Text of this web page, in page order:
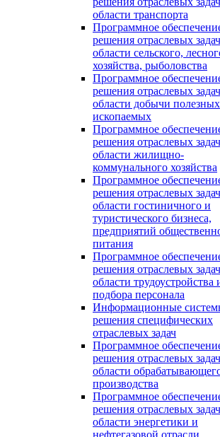
области транспорта
Программное
решения отраслевых
области сельского,
хозяйства, рыболовства
Программное
решения отраслевых
области добычи полезных
ископаемых
Программное
решения отраслевых
области жилищно-
коммунального хозяйства
Программное
решения отраслевых
области гостиничного и
туристического бизнеса,
предприятий
питания
Программное
решения отраслевых
области трудоустройства
подбора персонала
Информационные
решения специфических
отраслевых задач
Программное
решения отраслевых
области
производства
Программное
решения отраслевых
области энергетики и